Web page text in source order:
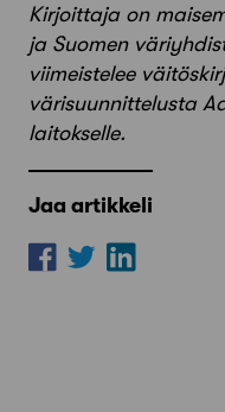
Kirjoittaja on
ja Suomen
viimeistelee
värisuunnittelusta
laitokselle.
Jaa artikkeli